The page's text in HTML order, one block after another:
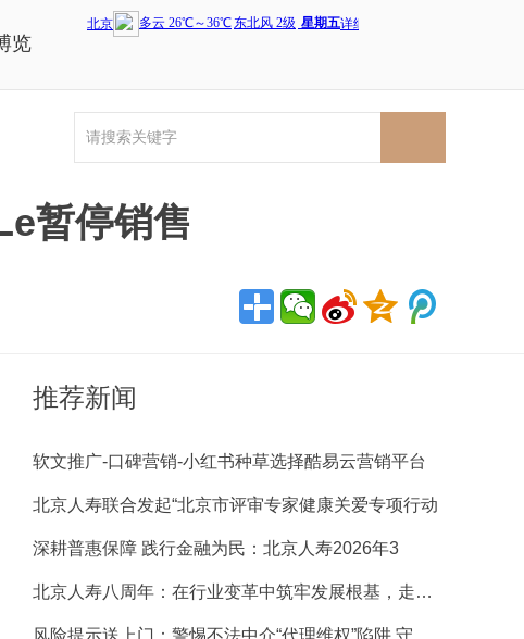
览
暂停销售
推荐新闻
软文推广-口碑营销-小红书种草选择酷易云营销平台
北京人寿联合发起“北京市评审专家健康关爱专项行动
深耕普惠保障 践行金融为民：北京人寿2026年3
北京人寿八周年：在行业变革中筑牢发展根基，走稳特
风险提示送上门：警惕不法中介“代理维权”陷阱 守